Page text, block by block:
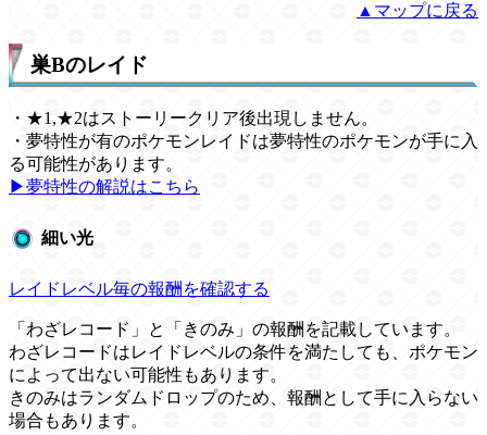
▲マップに戻る
巣Bのレイド
・★1,★2はストーリークリア後出現しません。
・夢特性が有のポケモンレイドは夢特性のポケモンが手に入
る可能性があります。
▶︎夢特性の解説はこちら
細い光
レイドレベル毎の報酬を確認する
「わざレコード」と「きのみ」の報酬を記載しています。
わざレコードはレイドレベルの条件を満たしても、ポケモン
によって出ない可能性もあります。
きのみはランダムドロップのため、報酬として手に入らない
場合もあります。